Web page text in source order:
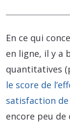
En ce qui
en ligne, il y a
quantitatives
le score de
satisfaction de
encore peu